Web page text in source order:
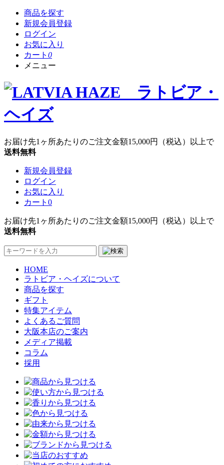
商品を探す
新規会員登録
ログイン
お気に入り
カート 0
メニュー
お届け先1ヶ所あたりのご注文金額15,000円
（税込）以上で
送料無料
新規会員登録
ログイン
お気に入り
カート 0
お届け先1ヶ所あたりのご注文金額15,000円
（税込）以上で
送料無料
HOME
ラトビア・ヘイズについて
商品を探す
ギフト
特集アイテム
よくあるご質問
大阪本店のご案内
メディア掲載
コラム
採用